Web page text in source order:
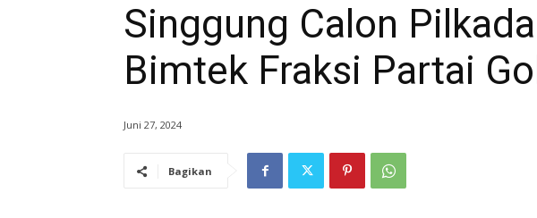
Singgung Calon
Bimtek Fraksi Partai
Juni 27, 2024
Bagikan